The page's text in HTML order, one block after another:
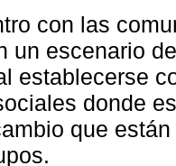
con las
un escenario
establecerse
donde
que